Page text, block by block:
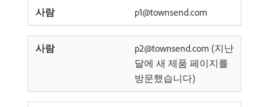
p1@townsend.com
p2@townsend.com (지난
달에 새 제품 페이지를
방문했습니다)